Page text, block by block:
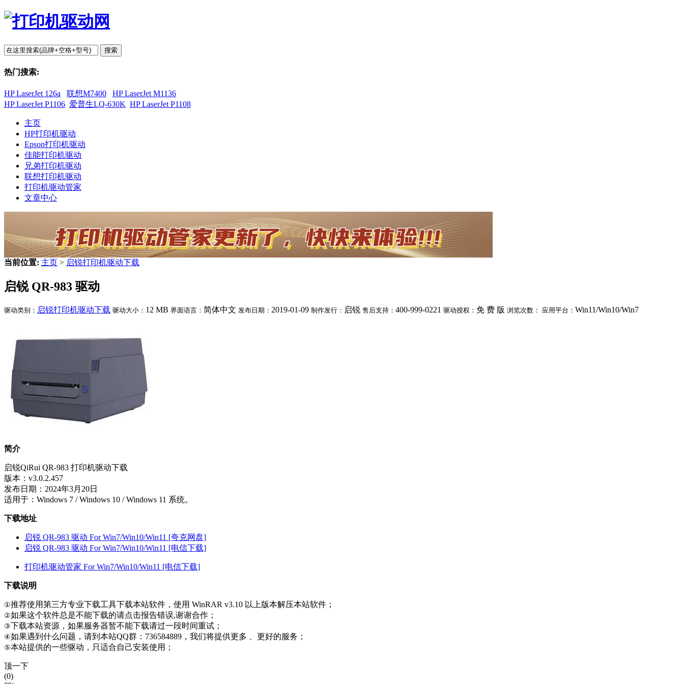
搜索
热门搜索:
HP LaserJet 126a 联想M7400
HP LaserJet M1136
HP LaserJet P1106 爱普生LQ-630K HP LaserJet P1108
主页
HP打印机驱动
Epson打印机驱动
佳能打印机驱动
兄弟打印机驱动
联想打印机驱动
打印机驱动管家
文章中心
当前位置: 主页 > 启锐打印机驱动下载
启锐 QR-983 驱动
驱动类别： 启锐打印机驱动下载 驱动大小： 12 MB 界面语言： 简体中文 发布日期： 2019-01-09 制作发行： 启锐 售后支持： 400-999-0221 驱动授权： 免 费 版 浏览次数： 应用平台： Win11/Win10/Win7
简介
启锐QiRui QR-983 打印机驱动下载
版本：v3.0.2.457
发布日期：2024年3月20日
适用于：Windows 7 / Windows 10 / Windows 11 系统。
下载地址
启锐 QR-983 驱动 For Win7/Win10/Win11 [夸克网盘]
启锐 QR-983 驱动 For Win7/Win10/Win11 [电信下载]
打印机驱动管家 For Win7/Win10/Win11 [电信下载]
下载说明
①推荐使用第三方专业下载工具下载本站软件，使用 WinRAR v3.10 以上版本解压本站软件；
②如果这个软件总是不能下载的请点击报告错误,谢谢合作；
③下载本站资源，如果服务器暂不能下载请过一段时间重试；
④如果遇到什么问题，请到本站QQ群：736584889，我们将提供更多 、更好的服务；
⑤本站提供的一些驱动，只适合自己安装使用；
顶一下
(0)